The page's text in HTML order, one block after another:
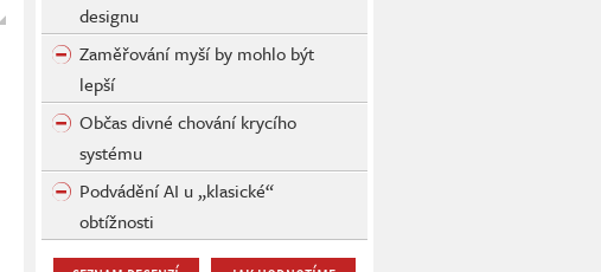
designu
Zaměřování myší by mohlo být
lepší
Občas divné chování krycího
systému
Podvádění AI u „klasické“
obtížnosti